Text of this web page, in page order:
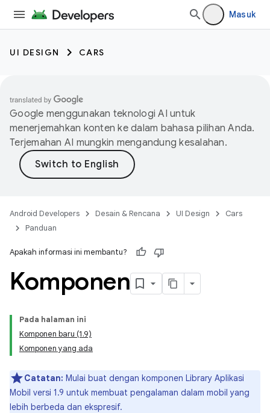
Masuk
UI DESIGN CARS
Google menggunakan teknologi AI untuk
menerjemahkan konten ke dalam bahasa pilihan Anda.
Terjemahan AI mungkin mengandung kesalahan.
Android Developers Desain & Rencana UI Design
Cars
Panduan
Apakah informasi ini membantu?
Komponen
Pada halaman ini
Komponen baru (1.9)
Komponen yang ada
Catatan: Mulai buat dengan komponen Library Aplikasi
Mobil versi 1.9 untuk membuat pengalaman dalam mobil yang
lebih berbeda dan ekspresif.